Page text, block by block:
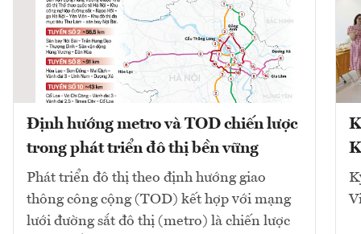
Định hướng metro và TOD chiến lược
trong phát triển đô thị bền vững
Phát triển đô thị theo định hướng giao
thông công cộng (TOD) kết hợp với mạng
lưới đường sắt đô thị (metro) là chiến lược